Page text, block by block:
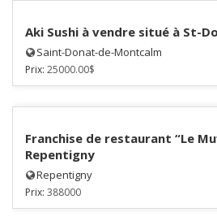
Aki Sushi à vendre situé à St-
Saint-Donat-de-Montcalm
Prix: 25000.00$
Franchise de restaurant “Le
Repentigny
Repentigny
Prix: 388000